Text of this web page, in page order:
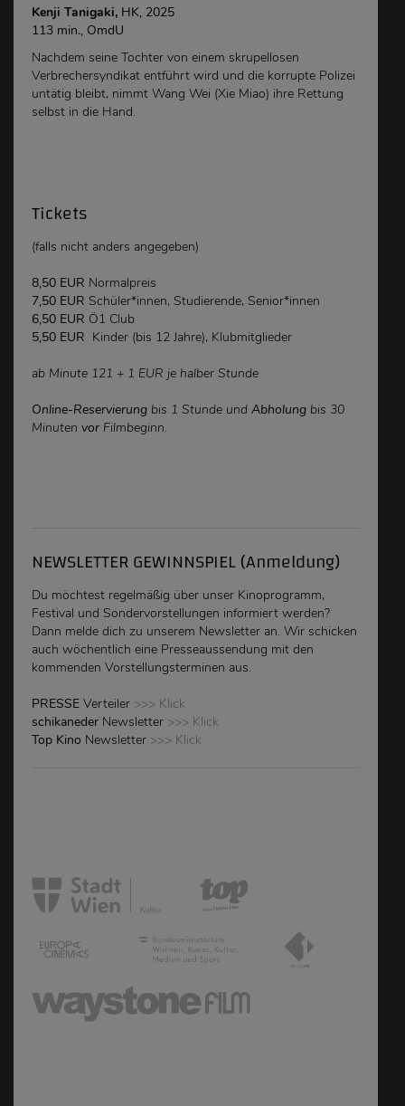
Kenji Tanigaki, HK, 2025
113 min., OmdU
Nachdem seine Tochter von einem skrupellosen
Verbrechersyndikat entführt wird und die korrupte Polizei
untätig bleibt, nimmt Wang Wei (Xie Miao) ihre Rettung
selbst in die Hand.
Tickets
(falls nicht anders angegeben)
8,50 EUR Normalpreis
7,50 EUR Schüler*innen, Studierende, Senior*innen
6,50 EUR Ö1 Club
5,50 EUR Kinder (bis 12 Jahre), Klubmitglieder
ab Minute 121 + 1 EUR je halber Stunde
Online-Reservierung bis 1 Stunde und Abholung bis 30
Minuten vor Filmbeginn.
NEWSLETTER GEWINNSPIEL (Anmeldung)
Du möchtest regelmäßig über unser Kinoprogramm,
Festival und Sondervorstellungen informiert werden?
Dann melde dich zu unserem Newsletter an. Wir schicken
auch wöchentlich eine Presseaussendung mit den
kommenden Vorstellungsterminen aus.
PRESSE Verteiler >>> Klick
schikaneder Newsletter >>> Klick
Top Kino Newsletter >>> Klick